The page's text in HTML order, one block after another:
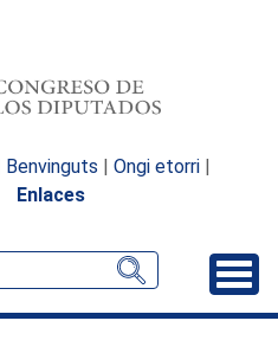
Benvinguts | Ongi etorri |
Enlaces